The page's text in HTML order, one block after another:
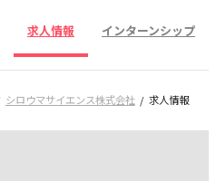
求人情報 インターンシップ
シロウマサイエンス株式会社 求人情報